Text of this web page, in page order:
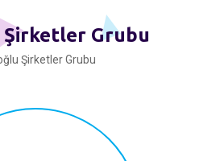
Grubu
Şirketler Grubu